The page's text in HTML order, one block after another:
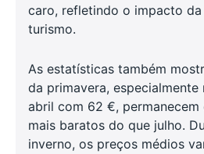
caro, refletindo o impacto
turismo.
As estatísticas também
da primavera,
abril com 62 €, permanecem
mais baratos do que julho.
inverno, os preços médios